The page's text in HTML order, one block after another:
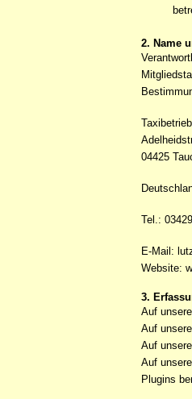
2. Name
04425
Tel.:
E-Mail:
Website:
3.
Auf
Auf
Auf
Auf
Plugins